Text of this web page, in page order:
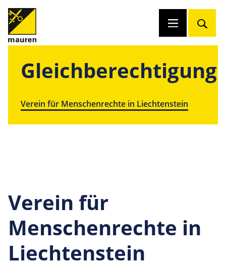
Gleichberechtigung
Verein für Menschenrechte in Liechtenstein
Verein für
Menschenrechte in
Liechtenstein